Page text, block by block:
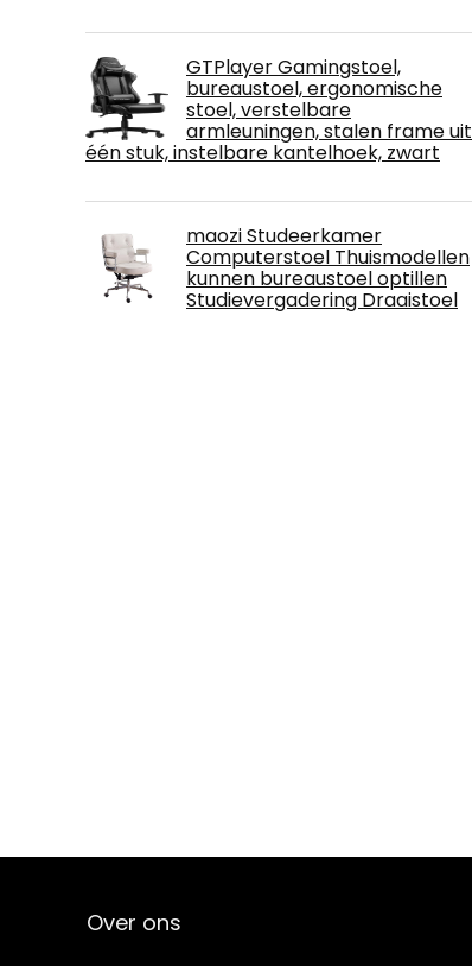
GTPlayer Gamingstoel,
bureaustoel, ergonomische
stoel, verstelbare
armleuningen, stalen frame uit
één stuk, instelbare kantelhoek, zwart
maozi Studeerkamer
Computerstoel Thuismodellen
kunnen bureaustoel optillen
Studievergadering Draaistoel
Over ons